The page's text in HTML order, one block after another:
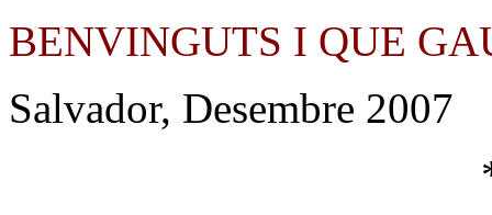
BENVINGUTS I QUE
Salvador, Desembre 2007
* * * *